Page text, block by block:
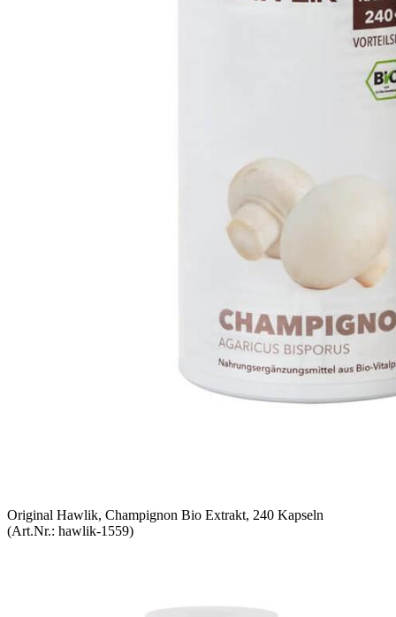
Original Hawlik, Champignon Bio Extrakt, 240 Kapseln
(Art.Nr.: hawlik-1559)